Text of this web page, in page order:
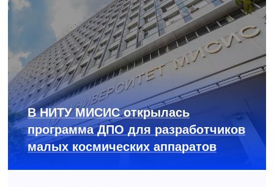
В НИТУ МИСИС открылась
программа ДПО для разработчиков
малых космических аппаратов